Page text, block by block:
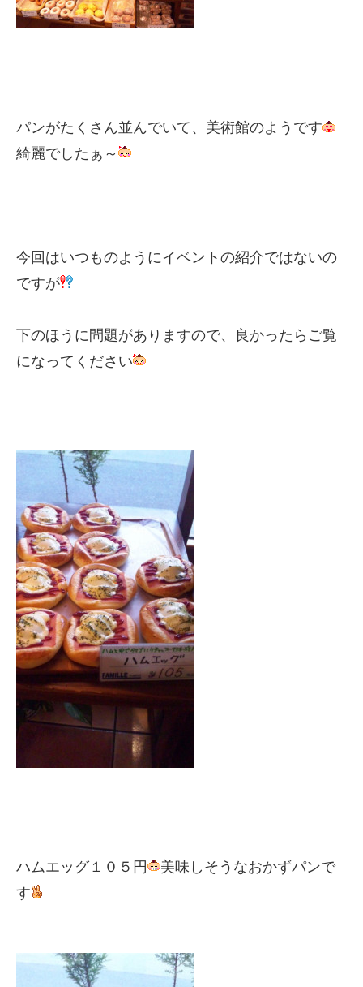
パンがたくさん並んでいて、美術館のようです
綺麗でしたぁ～
今回はいつものようにイベントの紹介ではないの
ですが
下のほうに問題がありますので、良かったらご覧
になってください
ハムエッグ１０５円
美味しそうなおかずパンで
す